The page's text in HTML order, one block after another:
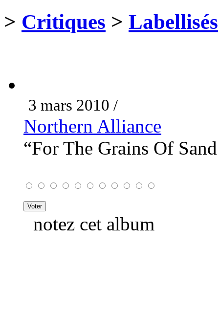
> Critiques > Labellisés
3 mars 2010 /
Northern Alliance
“For The Grains Of
notez cet album